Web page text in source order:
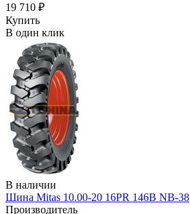
19 710 ₽
Купить
В один клик
В наличии
Шина Mitas 10.00-20 16PR 146B NB-38
Производитель